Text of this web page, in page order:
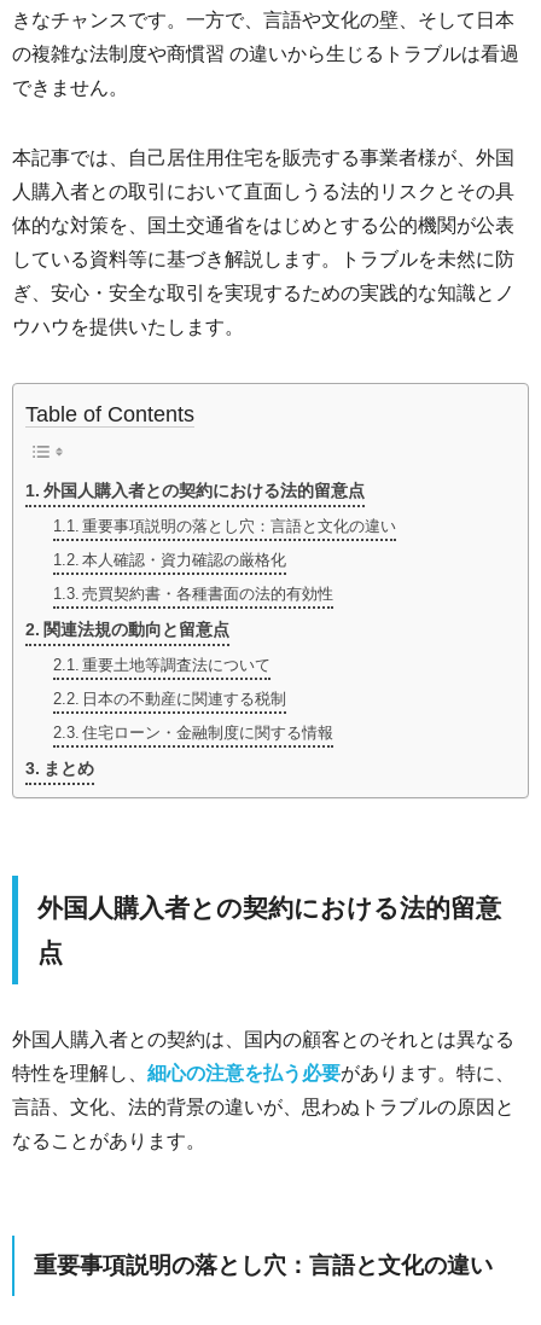
きなチャンスです。一方で、言語や文化の壁、そして日本
の複雑な法制度や商慣習 の違いから生じるトラブルは看過
できません。
本記事では、自己居住用住宅を販売する事業者様が、外国
人購入者との取引において直面しうる法的リスクとその具
体的な対策を、国土交通省をはじめとする公的機関が公表
している資料等に基づき解説します。トラブルを未然に防
ぎ、安心・安全な取引を実現するための実践的な知識とノ
ウハウを提供いたします。
Table of Contents
外国人購入者との契約における法的留意点
重要事項説明の落とし穴：言語と文化の違い
本人確認・資力確認の厳格化
売買契約書・各種書面の法的有効性
関連法規の動向と留意点
重要土地等調査法について
日本の不動産に関連する税制
住宅ローン・金融制度に関する情報
まとめ
外国人購入者との契約における法的留意
点
外国人購入者との契約は、国内の顧客とのそれとは異なる
特性を理解し、 細心の注意を払う必要があります。特に、
言語、文化、法的背景の違いが、思わぬトラブルの原因と
なることがあります。
重要事項説明の落とし穴：言語と文化の違い